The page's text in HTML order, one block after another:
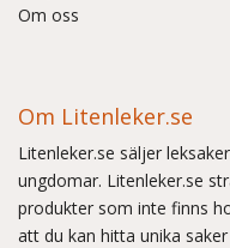
Om oss
Om Litenleker.se
Litenleker.se säljer
ungdomar. Litenleker.se
produkter som inte finns
att du kan hitta unika